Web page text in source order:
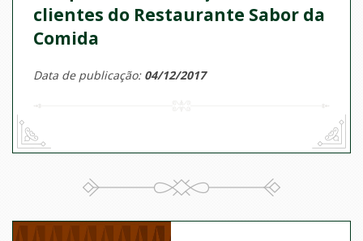
clientes do Restaurante Sabor da
Comida
Data de publicação: 04/12/2017